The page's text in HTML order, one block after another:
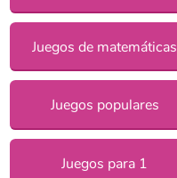
Juegos de matemáticas
Juegos populares
Juegos para 1